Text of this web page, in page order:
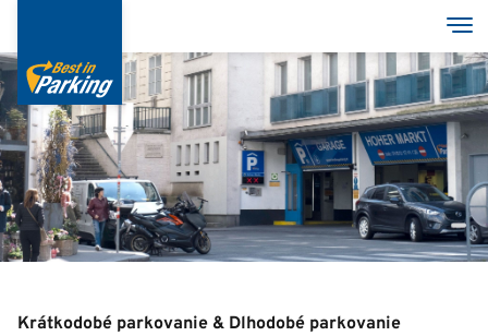
hlavný
obsah
Services
Garages
Group
Krátkodobé parkovanie & Dlhodobé parkovanie